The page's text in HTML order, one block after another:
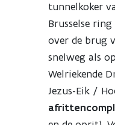
tunnelkoker
Brusselse
over de brug
snelweg als
Welriekende
Jezus-Eik /